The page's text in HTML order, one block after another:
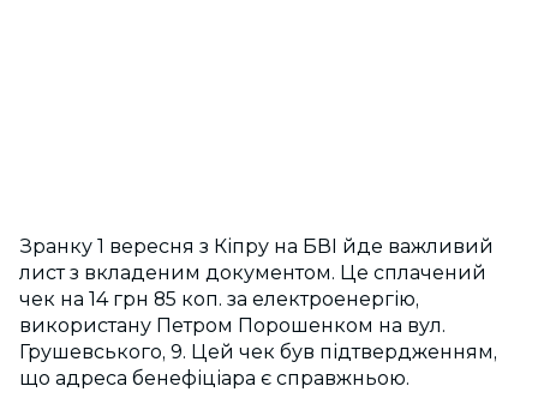
Зранку 1 вересня з Кіпру на БВІ йде важливий
лист з вкладеним документом. Це сплачений
чек на 14 грн 85 коп. за електроенергію,
використану Петром Порошенком на вул.
Грушевського, 9. Цей чек був підтвердженням,
що адреса бенефіціара є справжньою.